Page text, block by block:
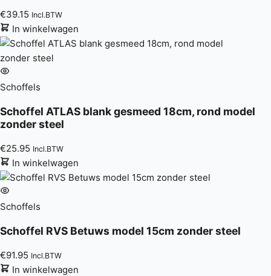
€39.15 Incl.BTW
In winkelwagen
Schoffels
Schoffel ATLAS blank gesmeed 18cm, rond model
zonder steel
€25.95 Incl.BTW
In winkelwagen
Schoffels
Schoffel RVS Betuws model 15cm zonder steel
€91.95 Incl.BTW
In winkelwagen